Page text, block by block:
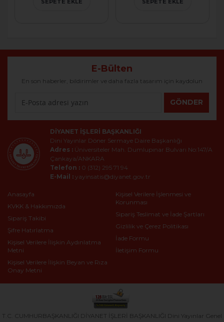
E-Bülten
En son haberler, bildirimler ve daha fazla tasarım için kaydolun
GÖNDER
DIYANET İŞLERI BAŞKANLIĞI
Dini Yayınlar Döner Sermaye Daire Başkanlığı
Adres : Üniversiteler Mah. Dumlupınar Bulvarı No:147/A
Çankaya/ANKARA
Telefon : 0 (312) 295 71 94
E-Mail : yayinsatis@diyanet.gov.tr
Anasayfa
KVKK & Hakkımızda
Sipariş Takibi
Şifre Hatırlatma
Kişisel Verilere İlişkin Aydınlatma
Metni
Kişisel Verilere İlişkin Beyan ve Rıza
Onay Metni
Kişisel Verilere İşlenmesi ve
Korunması
Sipariş Teslimat ve İade Şartları
Gizlilik ve Çerez Politikası
İade Formu
İletişim Formu
T.C. CUMHURBAŞKANLIĞI DİYANET İŞLERİ BAŞKANLIĞI Dini Yayınlar Genel